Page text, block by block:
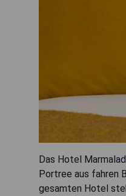
Das Hotel
Portree aus fahren
gesamten Hotel